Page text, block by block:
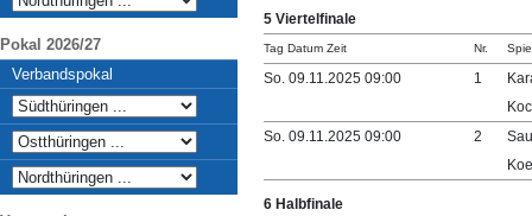
Pokal 2026/27
Verbandspokal
5 Viertelfinale
Tag Datum Zeit Nr.
So. 09.11.2025 09:00 1
So. 09.11.2025 09:00
2
6 Halbfinale